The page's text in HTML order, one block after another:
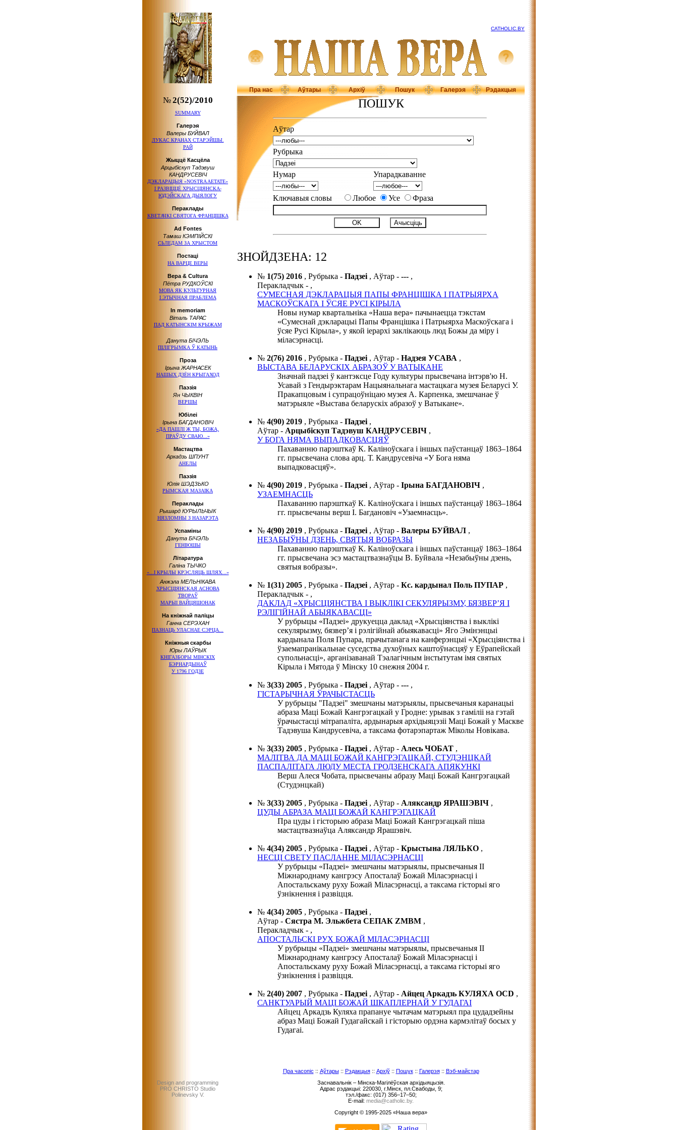
CATHOLIC.BY
Пра нас Аўтары Архіў Пошук Галерэя Рэдакцыя
№2(52)/2010
SUMMARY
Галерэя
Валеры БУЙВАЛ
ЛУКАС КРАНАХ СТАРЭЙШЫ.
РАЙ
Жыццё Касцёла
Арцыбіскуп Тадэвуш
КАНДРУСЕВІЧ
ДЭКЛАРАЦЫЯ «NOSTRA AETATE»
І РАЗВІЦЦЁ ХРЫСЦІЯНСКА-
ЮДЭЙСКАГА ДЫЯЛОГУ
Пераклады
КВЕТАЧКІ СВЯТОГА ФРАНЦІШКА
Ad Fontes
Тамаш КЭМПІЙСКІ
СЬЛЕДАМ ЗА ХРЫСТОМ
Постаці
НА ВАРЦЕ ВЕРЫ
Вера & Cultura
Пётра РУДКОЎСКІ
МОВА ЯК КУЛЬТУРНАЯ
І ЭТЫЧНАЯ ПРАБЛЕМА
In memoriam
Віталь ТАРАС
ПАД КАТЫНСКІМ КРЫЖАМ
Данута БІЧЭЛЬ
ПІЛІГРЫМКА Ў КАТЫНЬ
Проза
Ірына ЖАРНАСЕК
НАШЫХ ДЗЁН КРЫГАХОД
Паэзія
Ян ЧЫКВІН
ВЕРШЫ
Юбілеі
Ірына БАГДАНОВІЧ
«ДА ПАШЛІ Ж ТЫ, БОЖА,
ПРАЎДУ СВАЮ...»
Мастацтва
Аркадзь ШПУНТ
АНЕЛЫ
Паэзія
Юлія ШЭДЗЬКО
РЫМСКАЯ МАЗАІКА
Пераклады
Рышард КУРЫЛЬЧЫК
НЯЗЛОМНЫ З НАЗАРЭТА
Успаміны
Данута БІЧЭЛЬ
ГЕНІЮШЫ
Літаратура
Галіна ТЫЧКО
«...І КРЫЛЫ КРЭСЛЯЦЬ ШЛЯХ...»
Анжэла МЕЛЬНІКАВА
ХРЫСЦІЯНСКАЯ АСНОВА
ТВОРАЎ
МАРЫІ ВАЙЦЯШОНАК
На кніжнай паліцы
Ганна СЕРЭХАН
ПАЗНАЦЬ УЛАСНАЕ СЭРЦА...
Кніжныя скарбы
Юры ЛАЎРЫК
КНІГАЗБОРЫ МІНСКІХ
БЭРНАРДЫНАЎ
У 1796 ГОДЗЕ
ПОШУК
Аўтар
Рубрыка
Нумар Упарадкаванне
Ключавыя словы Любое Усе Фраза
ЗНОЙДЗЕНА: 12
№ 1(75) 2016 , Рубрыка - Падзеі , Аўтар - --- ,
Перакладчык - ,
СУМЕСНАЯ ДЭКЛАРАЦЫЯ ПАПЫ ФРАНЦІШКА І ПАТРЫЯРХА
МАСКОЎСКАГА І ЎСЯЕ РУСІ КІРЫЛА
Новы нумар квартальніка «Наша вера» пачынаецца тэкстам
«Сумеснай дэкларацыі Папы Францішка і Патрыярха Маскоўскага і
ўсяе Русі Кірыла», у якой іерархі заклікаюць люд Божы да міру і
міласэрнасці.
№ 2(76) 2016 , Рубрыка - Падзеі , Аўтар - Надзея УСАВА ,
ВЫСТАВА БЕЛАРУСКІХ АБРАЗОЎ У ВАТЫКАНЕ
Значнай падзеі ў кантэксце Году культуры прысвечана інтэрв'ю Н.
Усавай з Гендырэктарам Нацыянальнага мастацкага музея Беларусі У.
Пракапцовым і супрацоўніцаю музея А. Карпенка, змешчанае ў
матэрыяле «Выстава беларускіх абразоў у Ватыкане».
№ 4(90) 2019 , Рубрыка - Падзеі ,
Аўтар - Арцыбіскуп Тадэвуш КАНДРУСЕВІЧ ,
У БОГА НЯМА ВЫПАДКОВАСЦЯЎ
Пахаванню парэшткаў К. Каліноўскага і іншых паўстанцаў 1863–1864
гг. прысвечана слова арц. Т. Кандрусевіча «У Бога няма
выпадковасцяў».
№ 4(90) 2019 , Рубрыка - Падзеі , Аўтар - Ірына БАГДАНОВІЧ ,
УЗАЕМНАСЦЬ
Пахаванню парэшткаў К. Каліноўскага і іншых паўстанцаў 1863–1864
гг. прысвечаны верш І. Багдановіч «Узаемнасць».
№ 4(90) 2019 , Рубрыка - Падзеі , Аўтар - Валеры БУЙВАЛ ,
НЕЗАБЫЎНЫ ДЗЕНЬ, СВЯТЫЯ ВОБРАЗЫ
Пахаванню парэшткаў К. Каліноўскага і іншых паўстанцаў 1863–1864
гг. прысвечана эсэ мастацтвазнаўцы В. Буйвала «Незабыўны дзень,
святыя вобразы».
№ 1(31) 2005 , Рубрыка - Падзеі , Аўтар - Кс. кардынал Поль ПУПАР ,
Перакладчык - ,
ДАКЛАД «ХРЫСЦІЯНСТВА І ВЫКЛІКІ СЕКУЛЯРЫЗМУ, БЯЗВЕР’Я І
РЭЛІГІЙНАЙ АБЫЯКАВАСЦІ»
У рубрыцы «Падзеі» друкуецца даклад «Хрысціянства і выклікі
секулярызму, бязвер’я і рэлігійнай абыякавасці» Яго Эмінэнцыі
кардынала Поля Пупара, прачытанага на канферэнцыі «Хрысціянства і
ўзаемапранікальнае суседства духоўных каштоўнасцяў у Еўрапейскай
супольнасці», арганізаванай Тэалагічным інстытутам імя святых
Кірыла і Мятода ў Мінску 10 снежня 2004 г.
№ 3(33) 2005 , Рубрыка - Падзеі , Аўтар - --- ,
ГІСТАРЫЧНАЯ ЎРАЧЫСТАСЦЬ
У рубрыцы "Падзеі" змешчаны матэрыялы, прысвечаныя каранацыі
абраза Маці Божай Кангрэгацкай у Гродне: урывак з гаміліі на гэтай
ўрачыстасці мітрапаліта, ардынарыя архідыяцэзіі Маці Божай у Маскве
Тадэвуша Кандрусевіча, а таксама фотарэпартаж Міколы Новікава.
№ 3(33) 2005 , Рубрыка - Падзеі , Аўтар - Алесь ЧОБАТ ,
МАЛІТВА ДА МАЦІ БОЖАЙ КАНГРЭГАЦКАЙ, СТУДЭНЦКАЙ
ПАСПАЛІТАГА ЛЮДУ МЕСТА ГРОДЗЕНСКАГА АПЯКУНКІ
Верш Алеся Чобата, прысвечаны абразу Маці Божай Кангрэгацкай
(Студэнцкай)
№ 3(33) 2005 , Рубрыка - Падзеі , Аўтар - Аляксандр ЯРАШЭВІЧ ,
ЦУДЫ АБРАЗА МАЦІ БОЖАЙ КАНГРЭГАЦКАЙ
Пра цуды і гісторыю абраза Маці Божай Кангрэгацкай піша
мастацтвазнаўца Аляксандр Ярашэвіч.
№ 4(34) 2005 , Рубрыка - Падзеі , Аўтар - Крыстына ЛЯЛЬКО ,
НЕСЦІ СВЕТУ ПАСЛАННЕ МІЛАСЭРНАСЦІ
У рубрыцы «Падзеі» змешчаны матэрыялы, прысвечаныя ІІ
Міжнароднаму кангрэсу Апосталаў Божай Міласэрнасці і
Апостальскаму руху Божай Міласэрнасці, а таксама гісторыі яго
ўзнікнення і развіцця.
№ 4(34) 2005 , Рубрыка - Падзеі ,
Аўтар - Сястра М. Эльжбета СЕПАК ZMBM ,
Перакладчык - ,
АПОСТАЛЬСКІ РУХ БОЖАЙ МІЛАСЭРНАСЦІ
У рубрыцы «Падзеі» змешчаны матэрыялы, прысвечаныя ІІ
Міжнароднаму кангрэсу Апосталаў Божай Міласэрнасці і
Апостальскаму руху Божай Міласэрнасці, а таксама гісторыі яго
ўзнікнення і развіцця.
№ 2(40) 2007 , Рубрыка - Падзеі , Аўтар - Айцец Аркадзь КУЛЯХА OCD ,
САНКТУАРЫЙ МАЦІ БОЖАЙ ШКАПЛЕРНАЙ У ГУДАГАІ
Айцец Аркадзь Куляха прапануе чытачам матэрыял пра цудадзейны
абраз Маці Божай Гудагайскай і гісторыю ордэна кармэлітаў босых у
Гудагаі.
Design and programming
PRO CHRISTO Studio
Polinevsky V.
Пра часопіс :: Аўтары:: Рэдакцыя:: Архіў:: Пошук:: Галерэя:: Вэб-майстар
Заснавальнік – Мінска-Магілёўская архідыяцызія.
Адрас рэдакцыі: 220030, г.Мінск, пл.Свабоды, 9;
тэл./факс: (017) 356–17–50;
E-mail: media@catholic.by.
Copyright © 1995-2025 «Наша вера»